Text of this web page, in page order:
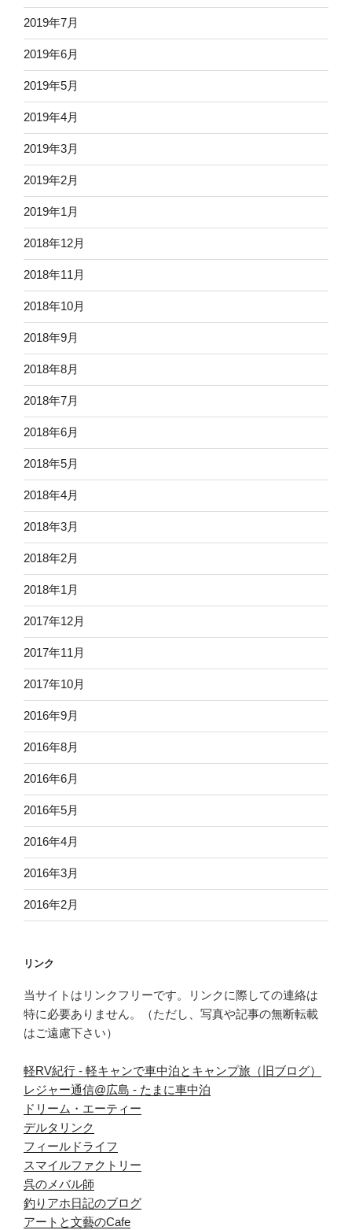
2019年7月
2019年6月
2019年5月
2019年4月
2019年3月
2019年2月
2019年1月
2018年12月
2018年11月
2018年10月
2018年9月
2018年8月
2018年7月
2018年6月
2018年5月
2018年4月
2018年3月
2018年2月
2018年1月
2017年12月
2017年11月
2017年10月
2016年9月
2016年8月
2016年6月
2016年5月
2016年4月
2016年3月
2016年2月
リンク
当サイトはリンクフリーです。リンクに際しての連絡は
特に必要ありません。（ただし、写真や記事の無断転載
はご遠慮下さい）
軽RV紀行 - 軽キャンで車中泊とキャンプ旅（旧ブログ）
レジャー通信@広島 - たまに車中泊
ドリーム・エーティー
デルタリンク
フィールドライフ
スマイルファクトリー
呉のメバル師
釣りアホ日記のブログ
アートと文藝のCafe